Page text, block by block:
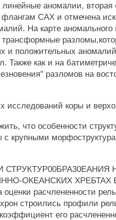
линейные аномалии, вторая
флангам САХ и отмечена
На карте аномального
и положительных
Также как и на
разломов на
исследований коры и
что особенности
крупными
ОКЕАНСКИХ ХРЕБТАХ
расчлененности
строились профили
его